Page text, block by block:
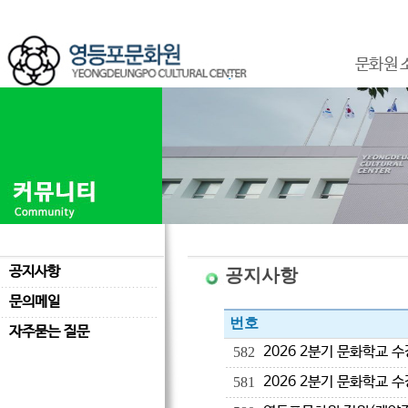
문화원
공지사항
문의메일
자주묻는 질문
공지사항
번호
582 2026 2분기 문화학교
581 2026 2분기 문화학교